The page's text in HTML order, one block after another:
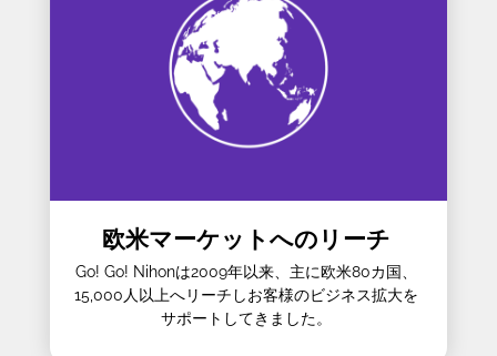
欧米マーケットへのリーチ
Go! Go! Nihonは2009年以来、主に欧米80カ国、
15,000人以上へリーチしお客様のビジネス拡大を
サポートしてきました。